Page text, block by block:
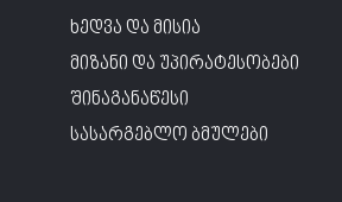
ხედვა და მისია
მიზანი და უპირატესობები
შინაგანაწესი
სასარგებლო ბმულები